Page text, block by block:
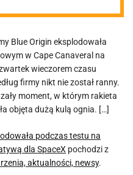
dla
Blue Origin eksplodowała
w Cape Canaveral na
wieczorem czasu
firmy nikt nie został ranny.
moment, w którym rakieta
objęta dużą kulą ognia. […]
podczas testu na
dla SpaceX pochodzi z
aktualności, newsy.